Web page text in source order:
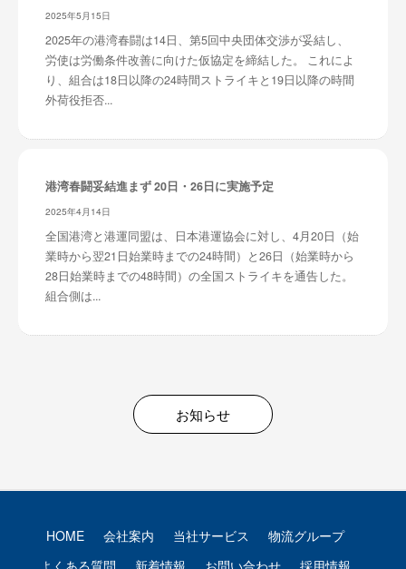
2025年5月15日
2025年の港湾春闘は14日、第5回中央団体交渉が妥結し、
労使は労働条件改善に向けた仮協定を締結した。 これによ
り、組合は18日以降の24時間ストライキと19日以降の時間
外荷役拒否...
港湾春闘妥結進まず 20日・26日に実施予定
2025年4月14日
全国港湾と港運同盟は、日本港運協会に対し、4月20日（始
業時から翌21日始業時までの24時間）と26日（始業時から
28日始業時までの48時間）の全国ストライキを通告した。
組合側は...
お知らせ
HOME 会社案内 当社サービス
物流グループ
よくある質問
新着情報 お問い合わせ 採用情報